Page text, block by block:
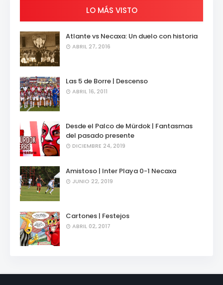
LO MÁS VISTO
Atlante vs Necaxa: Un duelo con historia
ABRIL 27, 2016
Las 5 de Borre | Descenso
ABRIL 16, 2011
Desde el Palco de Mürdok | Fantasmas
del pasado presente
DICIEMBRE 24, 2019
Amistoso | Inter Playa 0-1 Necaxa
JUNIO 22, 2019
Cartones | Festejos
ABRIL 02, 2017